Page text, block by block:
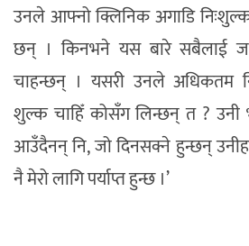
उनले आफ्नो क्लिनिक अगाडि
छन् । किनभने यस बारे सबैलाई
चाहन्छन् । यसरी उनले अधिकतम
शुल्क चाहिँ कोसँग लिन्छन् त ? उनी
आउँदैनन् नि, जो दिनसक्ने हुन्छन्
नै मेरो लागि पर्याप्त हुन्छ ।’